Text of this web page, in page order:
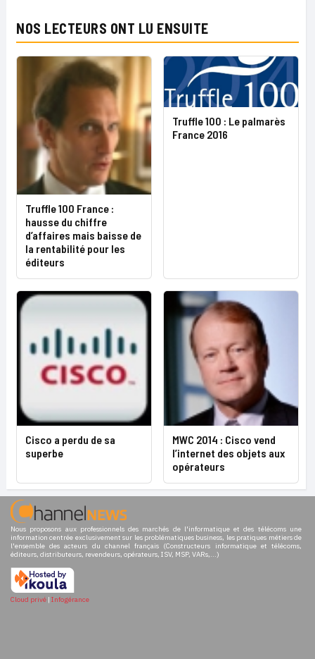
NOS LECTEURS ONT LU ENSUITE
Truffle 100 France :
hausse du chiffre
d’affaires mais baisse de
la rentabilité pour les
éditeurs
Truffle 100 : Le palmarès
France 2016
Cisco a perdu de sa
superbe
MWC 2014 : Cisco vend
l’internet des objets aux
opérateurs
Nous proposons aux professionnels des marchés de l'informatique et des télécoms une
information centrée exclusivement sur les problématiques business, les pratiques métiers de
l'ensemble des acteurs du channel français (Constructeurs informatique et télécoms,
éditeurs, distributeurs, revendeurs, opérateurs, ISV, MSP, VARs,...)
Cloud privé | Infogérance